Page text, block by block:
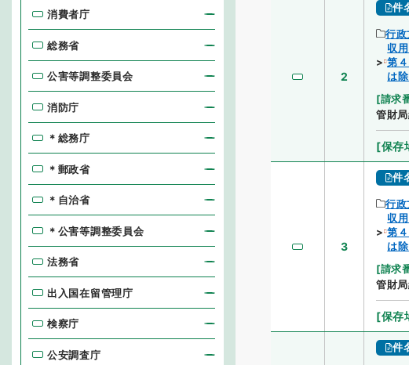
2
件
行政
収
第
は
[請求
管財
[保存
3
件
行政
収
第
は
[請求
管財
[保存
件
消費者庁
総務省
公害等調整委員会
消防庁
＊総務庁
＊郵政省
＊自治省
＊公害等調整委員会
法務省
出入国在留管理庁
検察庁
公安調査庁